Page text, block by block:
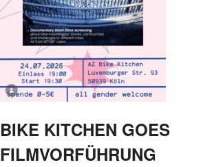
BIKE KITCHEN GOES
FILMVORFÜHRUNG